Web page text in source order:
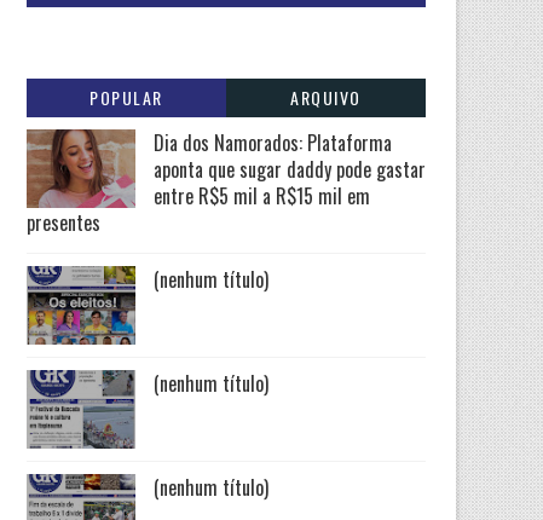
POPULAR ARQUIVO
Dia dos Namorados: Plataforma
aponta que sugar daddy pode gastar
entre R$5 mil a R$15 mil em
presentes
(nenhum título)
(nenhum título)
(nenhum título)